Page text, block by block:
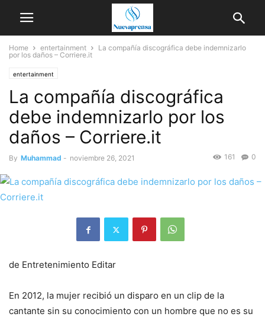
Home entertainment
La compañía discográfica debe indemnizarlo
por los daños – Corriere.it
entertainment
La compañía discográfica
debe indemnizarlo por los
daños – Corriere.it
By Muhammad - noviembre 26, 2021 0
161
de Entretenimiento Editar
En 2012, la mujer recibió un disparo en un clip de la
cantante sin su conocimiento con un hombre que no es su